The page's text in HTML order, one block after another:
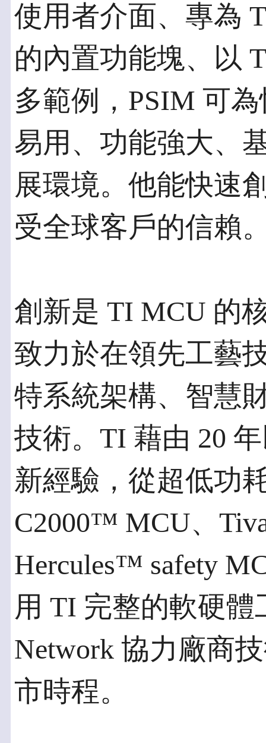
使用者介面、專為
的內置功能塊、以
多範例，PSIM 可
易用、功能強大、
展環境。他能快速
受全球客戶的信賴
創新是 TI MCU 的
致力於在領先工藝
特系統架構、智慧
技術。TI 藉由 20
新經驗，從超低功
C2000™ MCU、
Hercules™ safety
用 TI 完整的軟硬體
Network 協力廠商
市時程。